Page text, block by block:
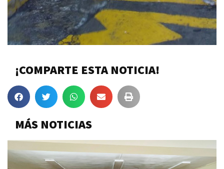
¡COMPARTE ESTA NOTICIA!
MÁS NOTICIAS